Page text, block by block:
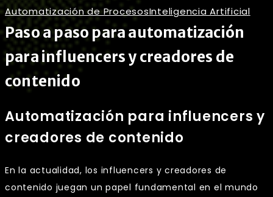
Automatización de ProcesosInteligencia Artificial
Paso a paso para automatización
para influencers y creadores de
contenido
Automatización para influencers y
creadores de contenido
En la actualidad, los influencers y creadores de
contenido juegan un papel fundamental en el mundo